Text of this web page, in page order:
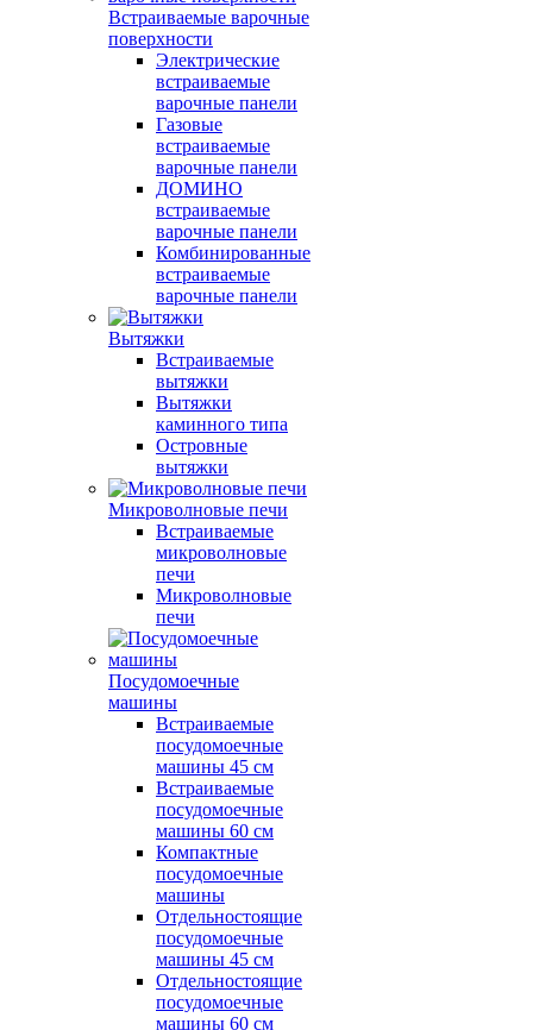
Встраиваемые варочные
поверхности
Электрические
встраиваемые
варочные панели
Газовые
встраиваемые
варочные панели
ДОМИНО
встраиваемые
варочные панели
Комбинированные
встраиваемые
варочные панели
Вытяжки
Встраиваемые
вытяжки
Вытяжки
каминного типа
Островные
вытяжки
Микроволновые печи
Встраиваемые
микроволновые
печи
Микроволновые
печи
Посудомоечные
машины
Встраиваемые
посудомоечные
машины 45 см
Встраиваемые
посудомоечные
машины 60 см
Компактные
посудомоечные
машины
Отдельностоящие
посудомоечные
машины 45 см
Отдельностоящие
посудомоечные
машины 60 см